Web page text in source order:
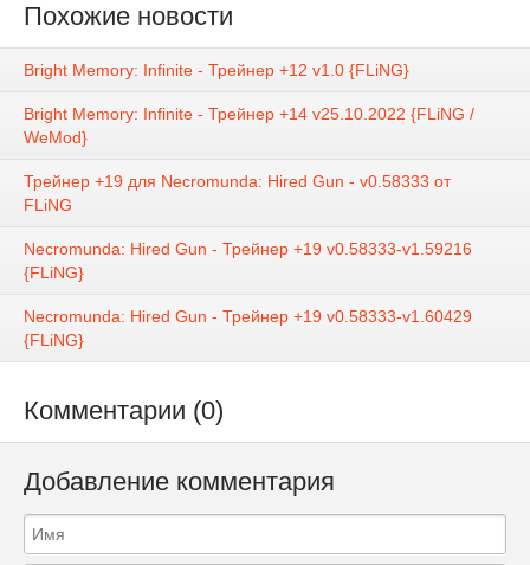
Похожие новости
Bright Memory: Infinite - Трейнер +12 v1.0 {FLiNG}
Bright Memory: Infinite - Трейнер +14 v25.10.2022 {FLiNG /
WeMod}
Трейнер +19 для Necromunda: Hired Gun - v0.58333 от
FLiNG
Necromunda: Hired Gun - Трейнер +19 v0.58333-v1.59216
{FLiNG}
Necromunda: Hired Gun - Трейнер +19 v0.58333-v1.60429
{FLiNG}
Комментарии (0)
Добавление комментария